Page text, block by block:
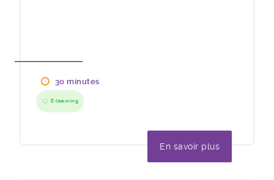
30 minutes
E-learning
En savoir plus